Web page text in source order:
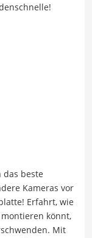
das beste
Kameras vor
Erfahrt, wie
könnt,
Mit